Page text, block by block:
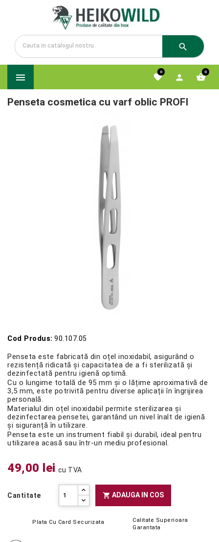

 0



0
Penseta cosmetica cu varf oblic PROFI
Cod Produs: 90.107.05
Penseta este fabricată din oțel inoxidabil, asigurând o
rezistență ridicată și capacitatea de a fi sterilizată și
dezinfectată pentru igienă optimă.
Cu o lungime totală de 95 mm și o lățime aproximativă de
3,5 mm, este potrivită pentru diverse aplicații în îngrijirea
personală.
Materialul din oțel inoxidabil permite sterilizarea și
dezinfectarea pensetei, garantând un nivel înalt de igienă
și siguranță în utilizare.
Penseta este un instrument fiabil și durabil, ideal pentru
utilizarea acasă sau într-un mediu profesional.
49,00 lei cu TVA
Cantitate  ADAUGA IN COS
Plata Cu Card Securizata
Calitate Superioara
Garantata